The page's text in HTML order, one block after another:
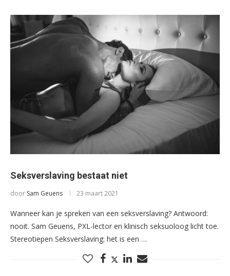
Seksverslaving bestaat niet
door Sam Geuens 23 maart 2021
Wanneer kan je spreken van een seksverslaving? Antwoord:
nooit. Sam Geuens, PXL-lector en klinisch seksuoloog licht toe.
Stereotiepen Seksverslaving: het is een …